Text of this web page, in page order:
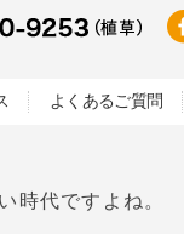
よくあるご質問
時代ですよね。